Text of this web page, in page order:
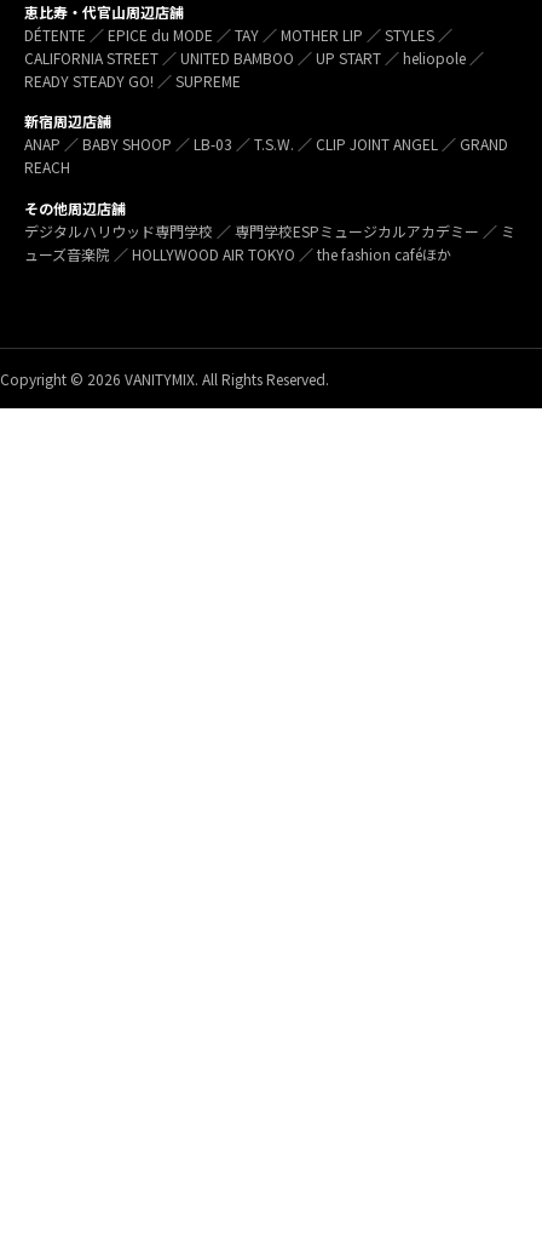
恵比寿・代官山周辺店舗
DÉTENTE ／ EPICE du MODE ／ TAY ／ MOTHER LIP ／ STYLES ／
CALIFORNIA STREET ／ UNITED BAMBOO ／ UP START ／ heliopole ／
READY STEADY GO! ／ SUPREME
新宿周辺店舗
ANAP ／ BABY SHOOP ／ LB-03 ／ T.S.W. ／ CLIP JOINT ANGEL ／ GRAND
REACH
その他周辺店舗
デジタルハリウッド専門学校 ／ 専門学校ESPミュージカルアカデミー ／ ミ
ューズ音楽院 ／ HOLLYWOOD AIR TOKYO ／ the fashion caféほか
Copyright © 2026 VANITYMIX. All Rights Reserved.